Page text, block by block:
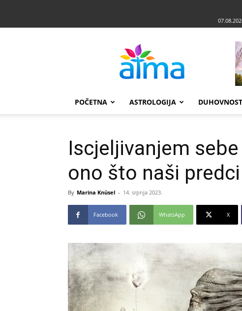
POČETNA ASTROLOGIJA DUHOVNOST
Iscjeljivanjem
ono što naši
By Marina Knüsel - 14. srpnja 2023.
Facebook WhatsApp X